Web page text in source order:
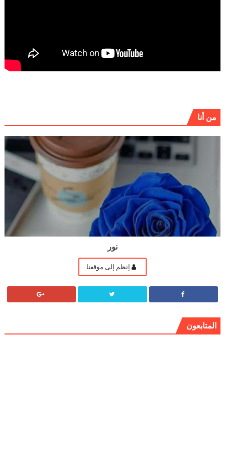
من أنا
نور
إنظم إلى موقعنا
المتابعون